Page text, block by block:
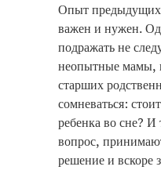
Опыт предыдущих
важен и нужен.
подражать не
неопытные мамы,
старших
сомневаться:
ребенка во сне? И
вопрос,
решение и вскоре